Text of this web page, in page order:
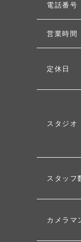
電話番号
営業時間
定休日
スタジオ
スタッフ
カメラマ